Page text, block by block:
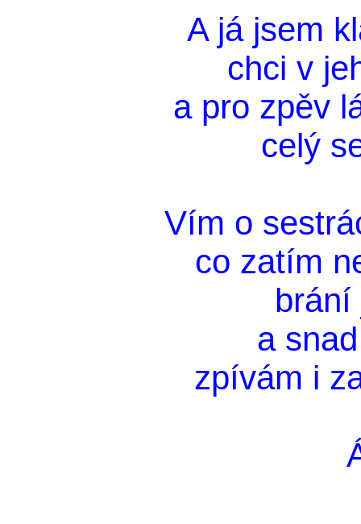
A já jsem
chci v
a pro zpěv
celý
Vím o
co zatím
brání
a
zpívám i